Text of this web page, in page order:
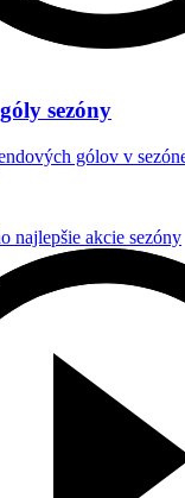
sezóny
gólov v